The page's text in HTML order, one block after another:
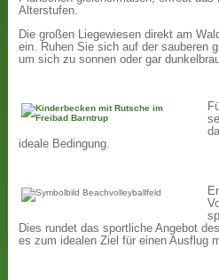
Alterstufen.
Die großen Liegewiesen direkt am
ein. Ruhen Sie sich auf der sauberen
um sich zu sonnen oder gar
ideale Bedingung.
Dies rundet das sportliche Angebot
es zum idealen Ziel für einen Ausflug